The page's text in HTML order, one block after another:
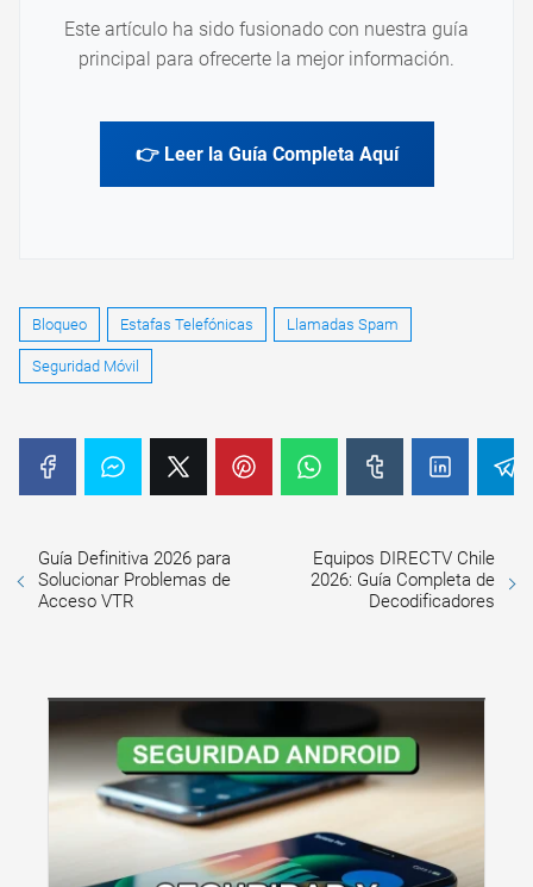
Este artículo ha sido fusionado con nuestra guía
principal para ofrecerte la mejor información.
👉 Leer la Guía Completa Aquí
Bloqueo Estafas Telefónicas Llamadas Spam
Seguridad Móvil
Guía Definitiva 2026 para
Solucionar Problemas de
Acceso VTR
Equipos DIRECTV Chile
2026: Guía Completa de
Decodificadores